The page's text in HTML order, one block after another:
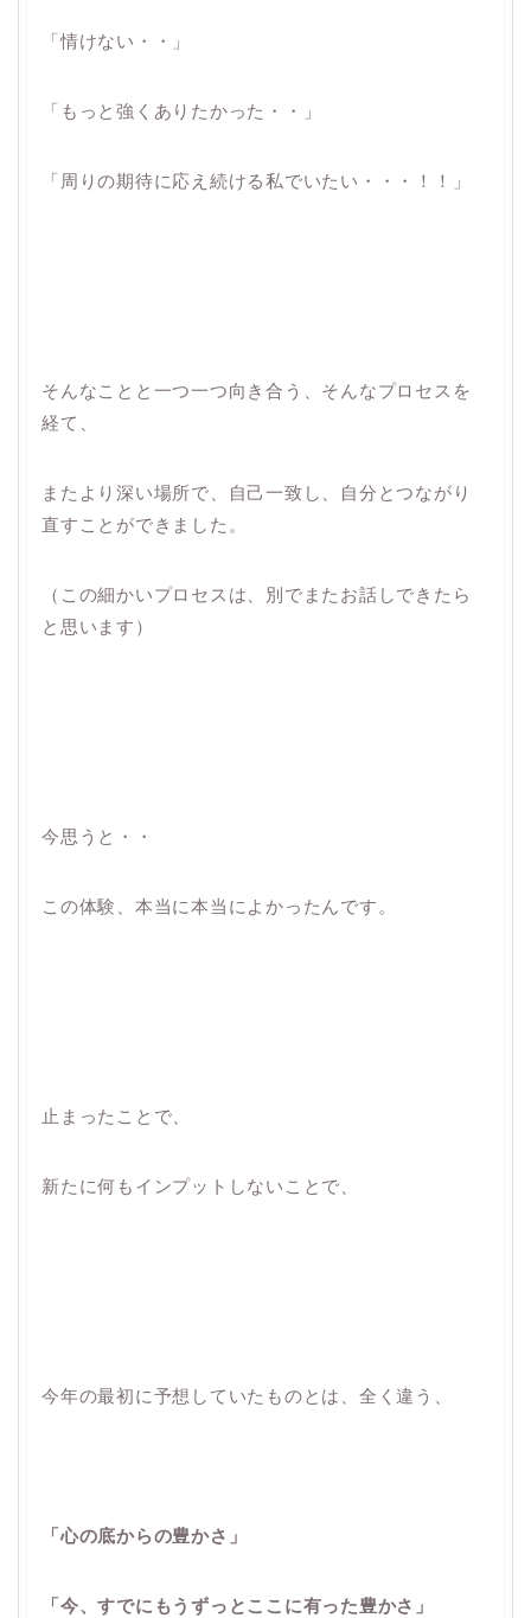
「情けない・・」
「もっと強くありたかった・・」
「周りの期待に応え続ける私でいたい・・・！！」
そんなことと一つ一つ向き合う、そんなプロセスを
経て、
またより深い場所で、自己一致し、自分とつながり
直すことができました。
（この細かいプロセスは、別でまたお話しできたら
と思います）
今思うと・・
この体験、本当に本当によかったんです。
止まったことで、
新たに何もインプットしないことで、
今年の最初に予想していたものとは、全く違う、
「心の底からの豊かさ」
「今、すでにもうずっとここに有った豊かさ」